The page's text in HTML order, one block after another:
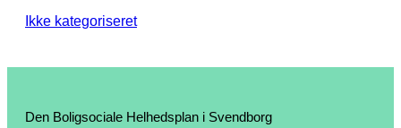
Ikke kategoriseret
Den Boligsociale Helhedsplan i Svendborg